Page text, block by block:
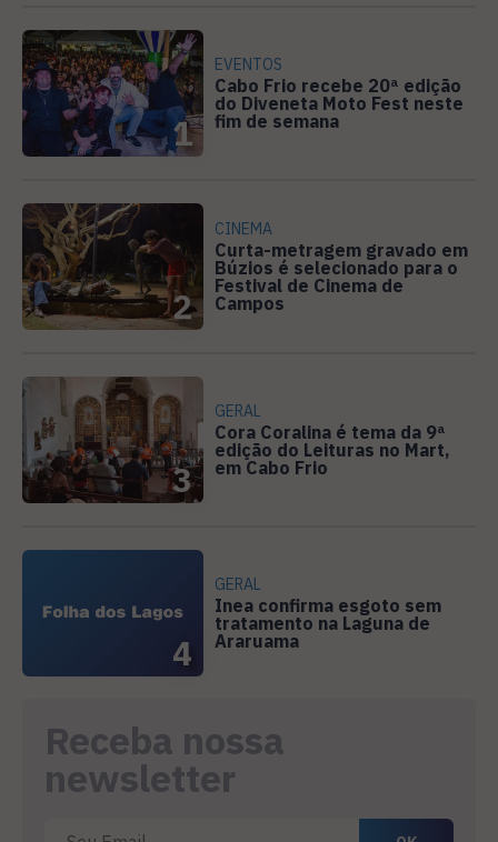
1
EVENTOS
Cabo Frio recebe 20ª edição
do Diveneta Moto Fest neste
fim de semana
2
CINEMA
Curta-metragem gravado em
Búzios é selecionado para o
Festival de Cinema de
Campos
3
GERAL
Cora Coralina é tema da 9ª
edição do Leituras no Mart,
em Cabo Frio
4
GERAL
Inea confirma esgoto sem
tratamento na Laguna de
Araruama
Receba nossa
newsletter